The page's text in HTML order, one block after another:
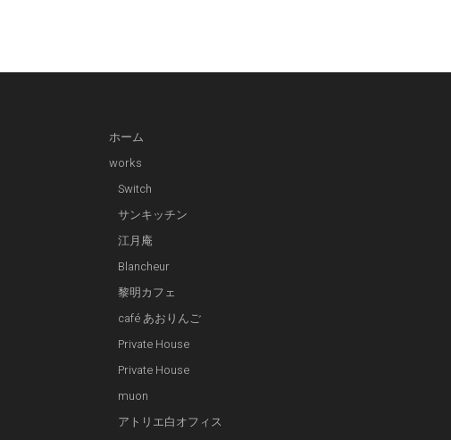
ホーム
works
Switch
サンキッチン
江月庵
Blancheur
黎明カフェ
café あおりんご
Private House
Private House
muon
アトリエ白オフィス